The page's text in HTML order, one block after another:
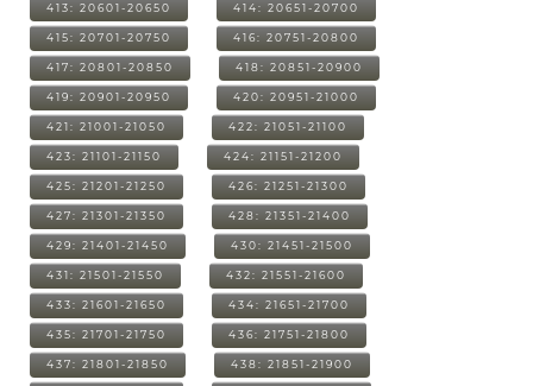
413: 20601-20650 414: 20651-20700
415: 20701-20750 416: 20751-20800
417: 20801-20850 418: 20851-20900
419: 20901-20950 420: 20951-21000
421: 21001-21050 422: 21051-21100
423: 21101-21150 424: 21151-21200
425: 21201-21250 426: 21251-21300
427: 21301-21350 428: 21351-21400
429: 21401-21450 430: 21451-21500
431: 21501-21550 432: 21551-21600
433: 21601-21650 434: 21651-21700
435: 21701-21750 436: 21751-21800
437: 21801-21850 438: 21851-21900